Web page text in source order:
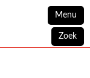
Menu
Zoek